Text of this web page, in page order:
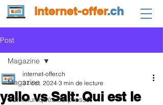
internet-offer.ch
Post
Magazine
Communiqués de presse
Magazine
yallo vs Salt: Qui est le
internet-offer.ch
31 oct. 2024 3 min de lecture